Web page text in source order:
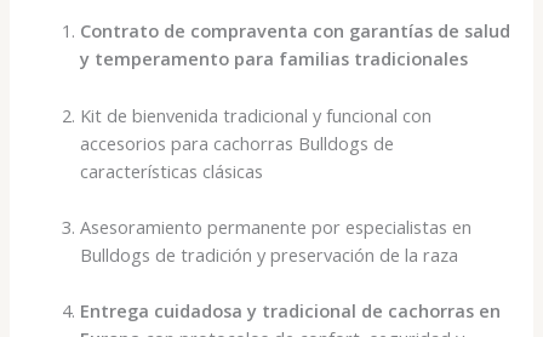
Contrato de compraventa con garantías de salud
y temperamento para familias tradicionales
Kit de bienvenida tradicional y funcional con
accesorios para cachorras Bulldogs de
características clásicas
Asesoramiento permanente por especialistas en
Bulldogs de tradición y preservación de la raza
Entrega cuidadosa y tradicional de cachorras en